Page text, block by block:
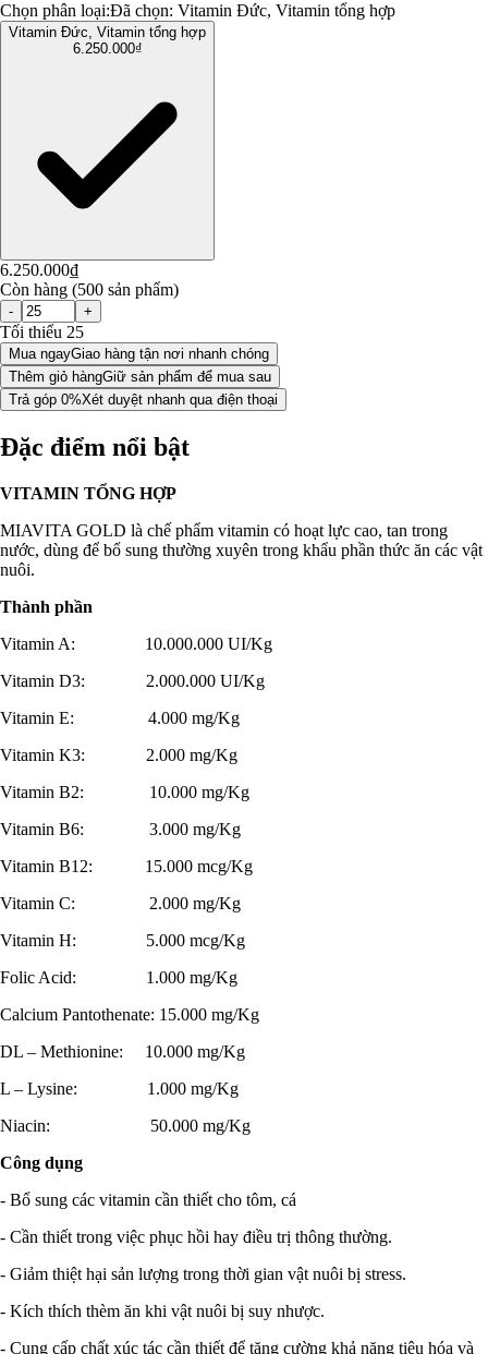
Chọn phân loại:Đã chọn: Vitamin Đức, Vitamin tổng hợp
Vitamin Đức, Vitamin tổng hợp
6.250.000₫
6.250.000₫
Còn hàng (500 sản phẩm)
- +
Tối thiểu 25
Mua ngayGiao hàng tận nơi nhanh chóng
Thêm giỏ hàngGiữ sản phẩm để mua sau
Trả góp 0%Xét duyệt nhanh qua điện thoại
Đặc điểm nổi bật
VITAMIN TỔNG HỢP
MIAVITA GOLD là chế phẩm vitamin có hoạt lực cao, tan trong
nước, dùng để bổ sung thường xuyên trong khẩu phần thức ăn các vật
nuôi.
Thành phần
Vitamin A: 10.000.000 UI/Kg
Vitamin D3: 2.000.000 UI/Kg
Vitamin E: 4.000 mg/Kg
Vitamin K3: 2.000 mg/Kg
Vitamin B2: 10.000 mg/Kg
Vitamin B6: 3.000 mg/Kg
Vitamin B12: 15.000 mcg/Kg
Vitamin C: 2.000 mg/Kg
Vitamin H: 5.000 mcg/Kg
Folic Acid: 1.000 mg/Kg
Calcium Pantothenate: 15.000 mg/Kg
DL – Methionine: 10.000 mg/Kg
L – Lysine: 1.000 mg/Kg
Niacin: 50.000 mg/Kg
Công dụng
- Bổ sung các vitamin cần thiết cho tôm, cá
- Cần thiết trong việc phục hồi hay điều trị thông thường.
- Giảm thiệt hại sản lượng trong thời gian vật nuôi bị stress.
- Kích thích thèm ăn khi vật nuôi bị suy nhược.
- Cung cấp chất xúc tác cần thiết để tăng cường khả năng tiêu hóa và